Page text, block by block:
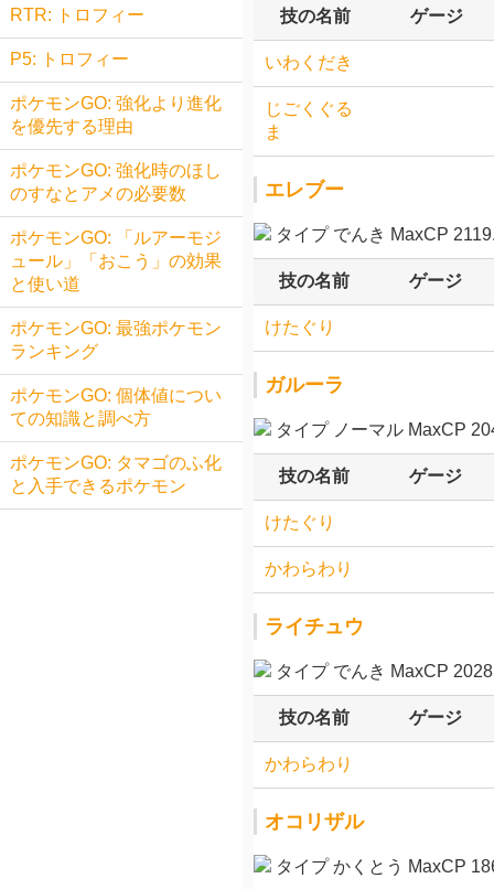
技の名前 ゲージ
いわくだき
じごくぐる
ま
エレブー
タイプ でんき MaxCP
技の名前 ゲージ
けたぐり
ガルーラ
タイプ ノーマル MaxCP
技の名前 ゲージ
けたぐり
かわらわり
ライチュウ
タイプ でんき MaxCP
技の名前 ゲージ
かわらわり
オコリザル
タイプ かくとう MaxCP
RTR: トロフィー
P5: トロフィー
ポケモンGO: 強化より進化
を優先する理由
ポケモンGO: 強化時のほし
のすなとアメの必要数
ポケモンGO: 「ルアーモジ
ュール」「おこう」の効果
と使い道
ポケモンGO: 最強ポケモン
ランキング
ポケモンGO: 個体値につい
ての知識と調べ方
ポケモンGO: タマゴのふ化
と入手できるポケモン